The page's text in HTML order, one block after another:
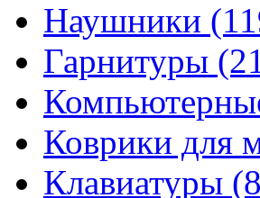
Наушники
Гарнитуры
Коврики для
Клавиатуры